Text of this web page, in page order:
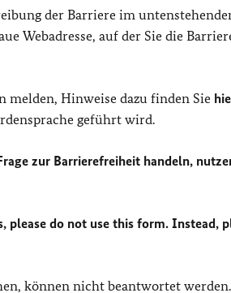
der Barriere im
Webadresse, auf der Sie die
melden, Hinweise dazu finden Sie
geführt wird.
zur Barrierefreiheit handeln,
do not use this form. Instead,
können nicht beantwortet werden.